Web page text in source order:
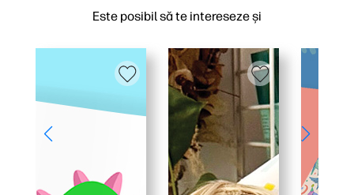
Este posibil să te intereseze și